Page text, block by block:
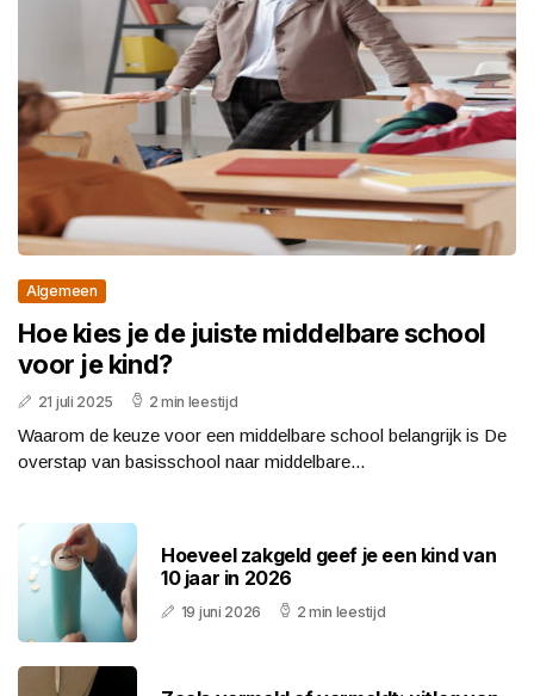
Algemeen
Hoe kies je de juiste middelbare school
voor je kind?
21 juli 2025 2 min leestijd
Waarom de keuze voor een middelbare school belangrijk is De
overstap van basisschool naar middelbare...
Hoeveel zakgeld geef je een kind van
10 jaar in 2026
19 juni 2026 2 min leestijd